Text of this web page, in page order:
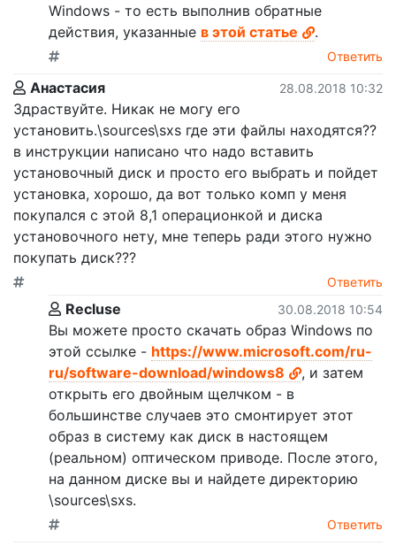
Windows - то есть выполнив обратные
действия, указанные в этой статье .
Ответить
Анастасия 28.08.2018 10:32
Здраствуйте. Никак не могу его
установить.\sources\sxs где эти файлы находятся??
в инструкции написано что надо вставить
установочный диск и просто его выбрать и пойдет
установка, хорошо, да вот только комп у меня
покупался с этой 8,1 операционкой и диска
установочного нету, мне теперь ради этого нужно
покупать диск???
Ответить
Recluse 30.08.2018 10:54
Вы можете просто скачать образ Windows по
этой ссылке - https://www.microsoft.com/ru-
ru/software-download/windows8
, и затем
открыть его двойным щелчком - в
большинстве случаев это смонтирует этот
образ в систему как диск в настоящем
(реальном) оптическом приводе. После этого,
на данном диске вы и найдете директорию
\sources\sxs.
Ответить